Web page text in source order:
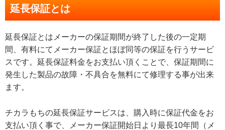
延長保証とは
延長保証とはメーカーの保証期間が終了した後の一定期
間、有料にてメーカー保証とほぼ同等の保証を行うサービ
スです。延長保証料金をお支払い頂くことで、保証期間に
発生した製品の故障・不具合を無料にて修理する事が出来
ます。
チカラもちの延長保証サービスは、購入時に保証代金をお
支払い頂く事で、メーカー保証開始日より最長10年間（メ